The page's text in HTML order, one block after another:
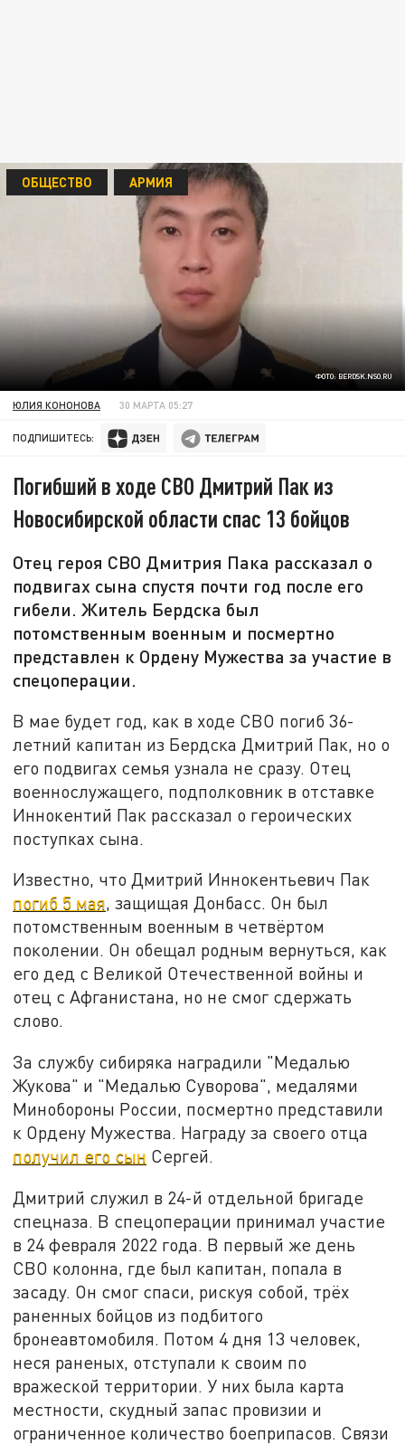
ФОТО: BERDSK.NSO.RU
ОБЩЕСТВО АРМИЯ
ЮЛИЯ КОНОНОВА 30 МАРТА 05:27
ПОДПИШИТЕСЬ:
Погибший в ходе СВО Дмитрий Пак из
Новосибирской области спас 13 бойцов
Отец героя СВО Дмитрия Пака рассказал о
подвигах сына спустя почти год после его
гибели. Житель Бердска был
потомственным военным и посмертно
представлен к Ордену Мужества за участие в
спецоперации.
В мае будет год, как в ходе СВО погиб 36-
летний капитан из Бердска Дмитрий Пак, но о
его подвигах семья узнала не сразу. Отец
военнослужащего, подполковник в отставке
Иннокентий Пак рассказал о героических
поступках сына.
Известно, что Дмитрий Иннокентьевич Пак
погиб 5 мая, защищая Донбасс. Он был
потомственным военным в четвёртом
поколении. Он обещал родным вернуться, как
его дед с Великой Отечественной войны и
отец с Афганистана, но не смог сдержать
слово.
За службу сибиряка наградили "Медалью
Жукова" и "Медалью Суворова", медалями
Минобороны России, посмертно представили
к Ордену Мужества. Награду за своего отца
получил его сын Сергей.
Дмитрий служил в 24-й отдельной бригаде
спецназа. В спецоперации принимал участие
в 24 февраля 2022 года. В первый же день
СВО колонна, где был капитан, попала в
засаду. Он смог спаси, рискуя собой, трёх
раненных бойцов из подбитого
бронеавтомобиля. Потом 4 дня 13 человек,
неся раненых, отступали к своим по
вражеской территории. У них была карта
местности, скудный запас провизии и
ограниченное количество боеприпасов. Связи